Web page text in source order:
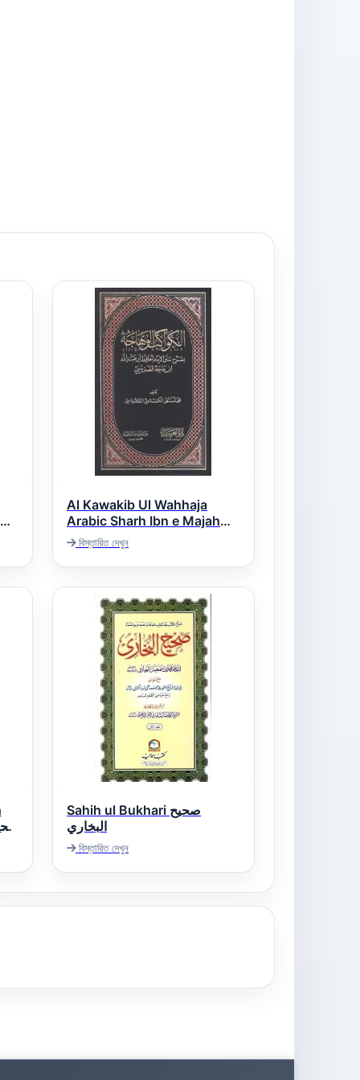
Al Kawakib Ul Wahhaja
Arabic Sharh Ibn e Majah
الکواکب الوھاجۃ عربی شرح ابن
ماجہ
বিস্তারিত দেখুন
Sahih ul Bukhari صحيح
البخاري
বিস্তারিত দেখুন